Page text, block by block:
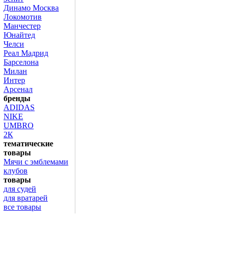
Динамо Москва
Локомотив
Манчестер
Юнайтед
Челси
Реал Мадрид
Барселона
Милан
Интер
Арсенал
бренды
ADIDAS
NIKE
UMBRO
2К
тематические
товары
Мячи с эмблемами
клубов
товары
для судей
для вратарей
все товары